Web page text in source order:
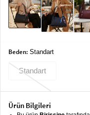
Takımlarkeyboard_arrow_down
Elbise
Alt
keyboard_arrow_down
Tesettürkeyboard_arrow_down
Beden: Standart
Standart
Ürün Bilgileri